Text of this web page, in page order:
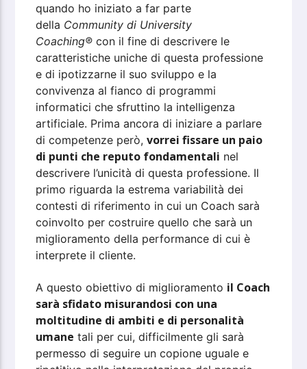
quando ho iniziato a far parte
della Community di University
Coaching® con il fine di descrivere le
caratteristiche uniche di questa professione
e di ipotizzarne il suo sviluppo e la
convivenza al fianco di programmi
informatici che sfruttino la intelligenza
artificiale. Prima ancora di iniziare a parlare
di competenze però,vorrei fissare un paio
di punti che reputo fondamentali nel
descrivere l’unicità di questa professione. Il
primo riguarda la estrema variabilità dei
contesti di riferimento in cui un Coach sarà
coinvolto per costruire quello che sarà un
miglioramento della performance di cui è
interprete il cliente.
A questo obiettivo di miglioramento il Coach
sarà sfidato misurandosi con una
moltitudine di ambiti e di personalità
umane tali per cui, difficilmente gli sarà
permesso di seguire un copione uguale e